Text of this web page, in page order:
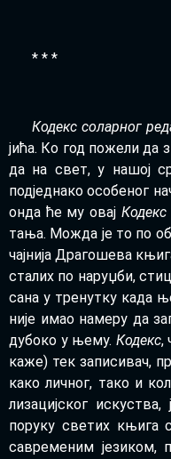
* * *
Ко­декс со­лар­ног
ји­ћа. Ко год по­же­ли да
да на свет, у на­шој
под­јед­на­ко осо­бе­ног
он­да ће му овај Ко­декс
та­ња. Мо­жда је то по
чај­ни­ја Дра­го­ше­ва
ста­лих по на­руџ­би,
са­на у тре­нут­ку ка­да
ни­је имао на­ме­ру да
ду­бо­ко у ње­му. Ко­декс,
ка­же) тек за­пи­си­вач,
ка­ко лич­ног, та­ко и
ли­за­циј­ског
по­ру­ку све­тих књи­га
са­вре­ме­ним је­зи­ком,